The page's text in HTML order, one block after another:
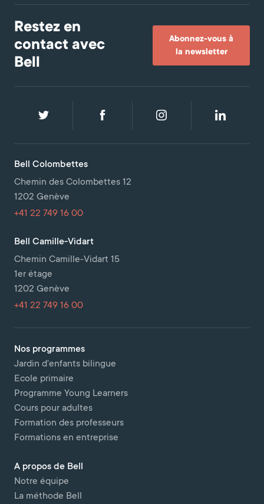
Restez en
contact avec
Bell
Abonnez-vous à
la newsletter
Nos programmes
Jardin d'enfants bilingue
Ecole primaire
Programme Young Learners
Cours pour adultes
Formation des professeurs
Formations en entreprise
A propos de Bell
Notre équipe
La méthode Bell
Bell Colombettes
Chemin des Colombettes 12
1202 Genève
+41 22 749 16 00
Bell Camille-Vidart
Chemin Camille-Vidart 15
1er étage
1202 Genève
+41 22 749 16 00